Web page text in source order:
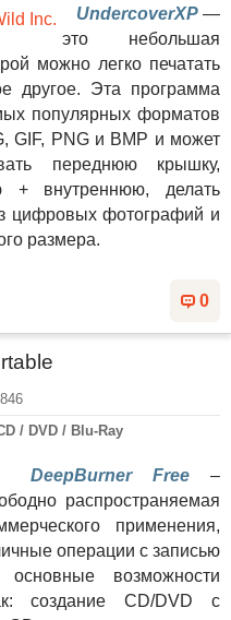
UndercoverXP —
это небольшая
можно легко печатать
другое. Эта программа
популярных форматов
GIF, PNG и BMP и может
переднюю крышку,
+ внутреннюю, делать
цифровых фотографий и
размера.
0
/ DVD / Blu-Ray
Free –
распространяемая
применения,
операции с записью
возможности
создание CD/DVD с